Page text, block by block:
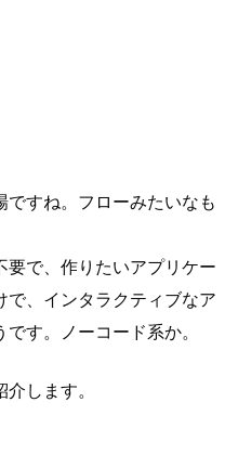
すね。フローみたいなも
で、作りたいアプリケー
、インタラクティブなア
す。ノーコード系か。
します。